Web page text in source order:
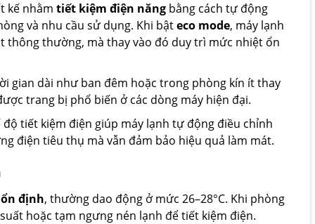
kế nhằm tiết kiệm điện năng bằng cách tự động
và nhu cầu sử dụng. Khi bậteco mode, máy lạnh
thông thường, mà thay vào đó duy trì mức nhiệt ổn
gian dài như ban đêm hoặc trong phòng kín ít thay
trang bị phổ biến ở các dòng máy hiện đại.
độ tiết kiệm điện giúp máy lạnh tự động điều chỉnh
điện tiêu thụ mà vẫn đảm bảo hiệu quả làm mát.
định, thường dao động ở mức 26–28°C. Khi phòng
hoặc tạm ngưng nén lạnh để tiết kiệm điện.